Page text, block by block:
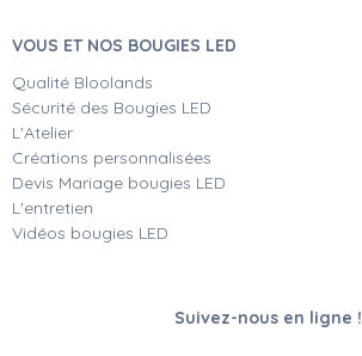
VOUS ET NOS BOUGIES LED
Qualité Bloolands
Sécurité des Bougies LED
L'Atelier
Créations personnalisées
Devis Mariage bougies LED
L'entretien
Vidéos bougies LED
Suivez-nous en ligne !